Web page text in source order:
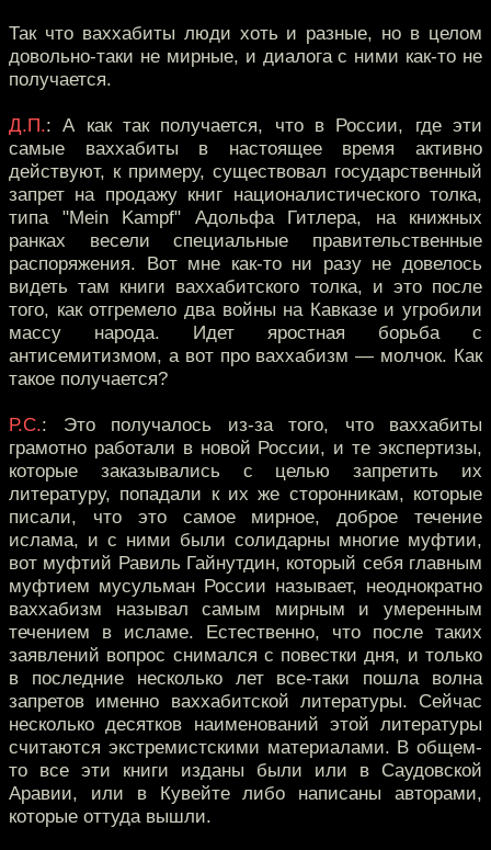
Так что ваххабиты люди хоть и разные, но в целом
довольно-таки не мирные, и диалога с ними как-то не
получается.
Д.П.: А как так получается, что в России, где эти
самые ваххабиты в настоящее время активно
действуют, к примеру, существовал государственный
запрет на продажу книг националистического толка,
типа "Mein Kampf" Адольфа Гитлера, на книжных
ранках весели специальные правительственные
распоряжения. Вот мне как-то ни разу не довелось
видеть там книги ваххабитского толка, и это после
того, как отгремело два войны на Кавказе и угробили
массу народа. Идет яростная борьба с
антисемитизмом, а вот про ваххабизм — молчок. Как
такое получается?
Р.С.: Это получалось из-за того, что ваххабиты
грамотно работали в новой России, и те экспертизы,
которые заказывались с целью запретить их
литературу, попадали к их же сторонникам, которые
писали, что это самое мирное, доброе течение
ислама, и с ними были солидарны многие муфтии,
вот муфтий Равиль Гайнутдин, который себя главным
муфтием мусульман России называет, неоднократно
ваххабизм называл самым мирным и умеренным
течением в исламе. Естественно, что после таких
заявлений вопрос снимался с повестки дня, и только
в последние несколько лет все-таки пошла волна
запретов именно ваххабитской литературы. Сейчас
несколько десятков наименований этой литературы
считаются экстремистскими материалами. В общем-
то все эти книги изданы были или в Саудовской
Аравии, или в Кувейте либо написаны авторами,
которые оттуда вышли.